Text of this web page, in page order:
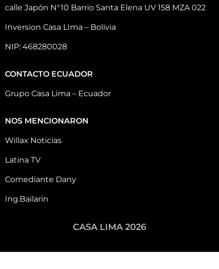
calle Japón N°10 Barrio Santa Elena UV 158 MZA 022
Inversion Casa LIma – Bolivia
NIP: 468280028
CONTACTO ECUADOR
Grupo Casa Lima – Ecuador
NOS MENCIONARON
Willax Noticias
Latina TV
Comediante Dany
Ing.Bailarin
CASA LIMA 2026